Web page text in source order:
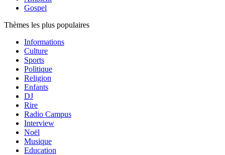
Gospel
Thèmes les plus populaires
Informations
Culture
Sports
Politique
Religion
Enfants
DJ
Rire
Radio Campus
Interview
Noël
Musique
Education